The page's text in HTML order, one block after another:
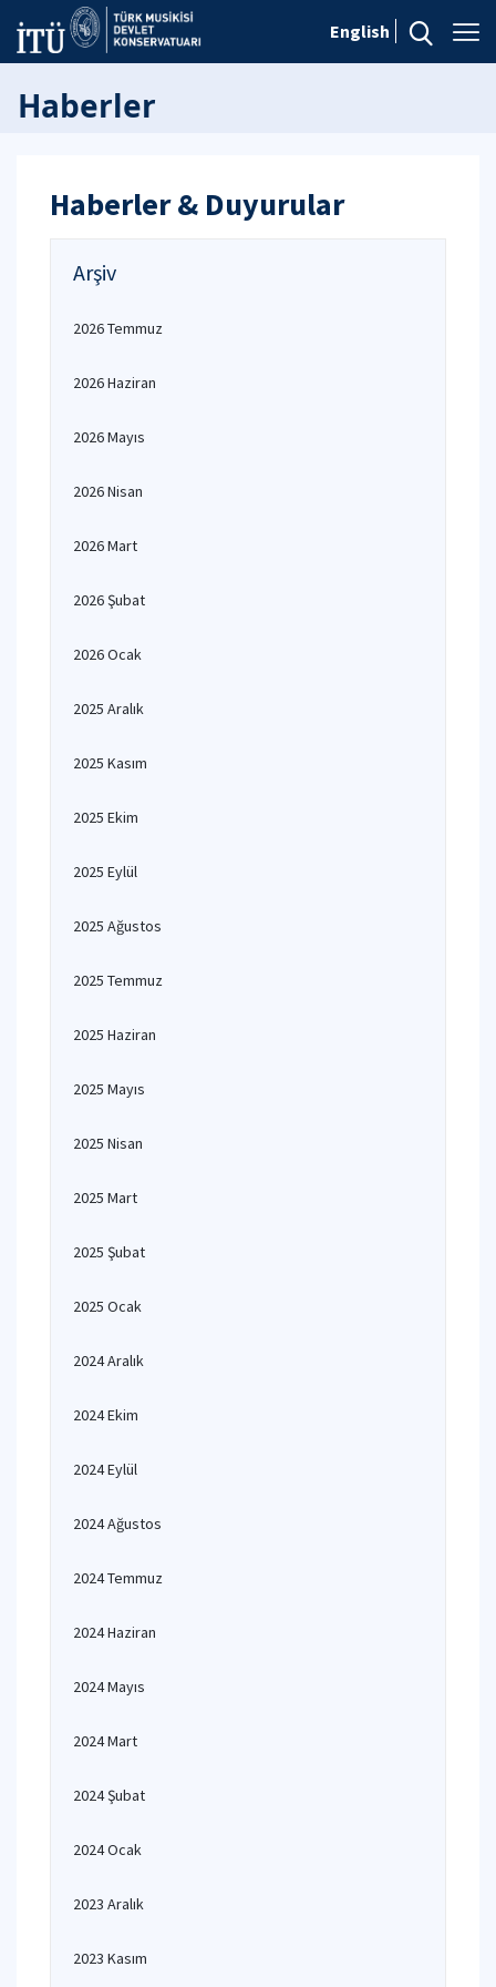
English
Haberler
Haberler & Duyurular
Arşiv
2026 Temmuz
2026 Haziran
2026 Mayıs
2026 Nisan
2026 Mart
2026 Şubat
2026 Ocak
2025 Aralık
2025 Kasım
2025 Ekim
2025 Eylül
2025 Ağustos
2025 Temmuz
2025 Haziran
2025 Mayıs
2025 Nisan
2025 Mart
2025 Şubat
2025 Ocak
2024 Aralık
2024 Ekim
2024 Eylül
2024 Ağustos
2024 Temmuz
2024 Haziran
2024 Mayıs
2024 Mart
2024 Şubat
2024 Ocak
2023 Aralık
2023 Kasım